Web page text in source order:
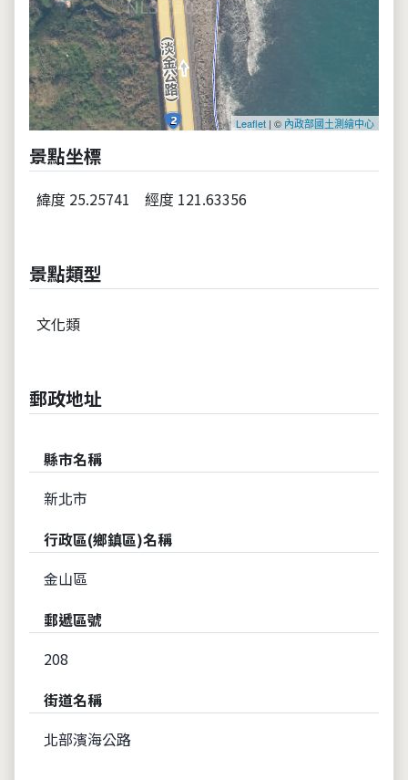
Leaflet | © 內政部國土測繪中心
景點坐標
緯度 25.25741 經度 121.63356
景點類型
文化類
郵政地址
縣市名稱
新北市
行政區(鄉鎮區)名稱
金山區
郵遞區號
208
街道名稱
北部濱海公路